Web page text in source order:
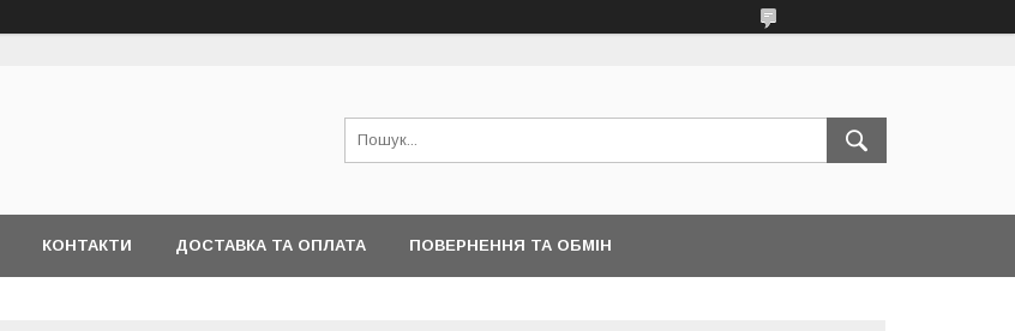
КОНТАКТИ ДОСТАВКА ТА ОПЛАТА ПОВЕРНЕННЯ ТА ОБМІН